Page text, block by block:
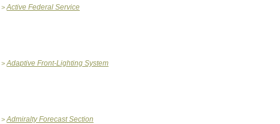
> Active Federal Service
> Adaptive Front-Lighting System
> Admiralty Forecast Section